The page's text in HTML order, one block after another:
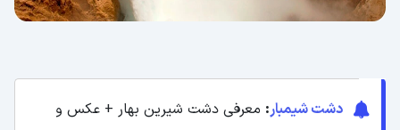
دشت شیمبار: معرفی دشت شیرین بهار + عکس و